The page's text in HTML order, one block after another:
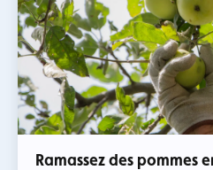
Ramassez des pommes